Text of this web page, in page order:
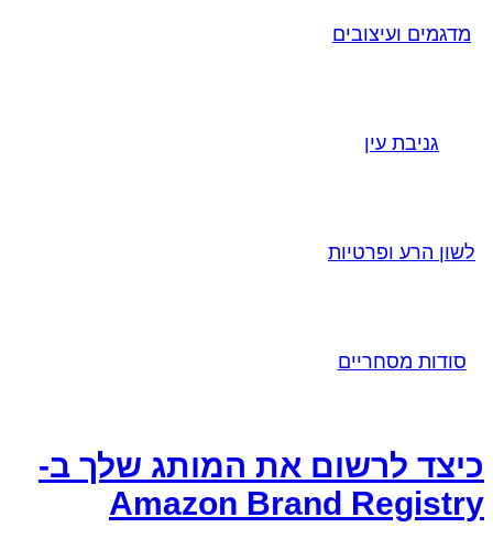
מדגמים ועיצובים
גניבת עין
לשון הרע ופרטיות
סודות מסחריים
כיצד לרשום את המותג שלך ב-
Amazon Brand Registry